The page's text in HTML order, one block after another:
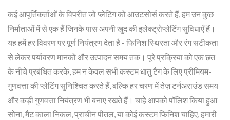
कई आपूर्तिकर्ताओं के विपरीत जो प्लेटिंग को आउटसोर्स करते हैं, हम उन कुछ
निर्माताओं में से एक हैं जिनके पास अपनी खुद की इलेक्ट्रोप्लेटिंग सुविधाएँ हैं।
यह हमें हर विवरण पर पूर्ण नियंत्रण देता है - फिनिश स्थिरता और रंग सटीकता
से लेकर पर्यावरण मानकों और उत्पादन समय तक। पूरे प्रक्रिया को एक छत
के नीचे प्रबंधित करके, हम न केवल सभी कस्टम धातु टैग के लिए प्रीमियम-
गुणवत्ता की प्लेटिंग सुनिश्चित करते हैं, बल्कि हर चरण में तेज़ टर्नअराउंड समय
और कड़ी गुणवत्ता नियंत्रण भी बनाए रखते हैं। चाहे आपको पॉलिश किया हुआ
सोना, मैट काला निकल, प्राचीन पीतल, या कोई कस्टम फिनिश चाहिए, हमारी